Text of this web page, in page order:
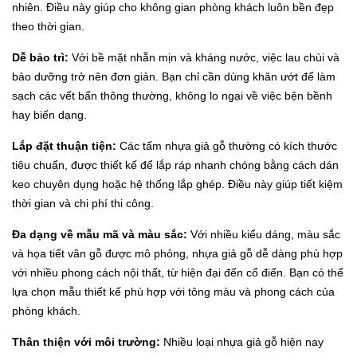
nhiên. Điều này giúp cho không gian phòng khách luôn bền đẹp
theo thời gian.
Dễ bảo trì: Với bề mặt nhẵn mịn và kháng nước, việc lau chùi và
bảo dưỡng trở nên đơn giản. Bạn chỉ cần dùng khăn ướt để làm
sạch các vết bẩn thông thường, không lo ngại về việc bện bềnh
hay biến dạng.
Lắp đặt thuận tiện: Các tấm nhựa giả gỗ thường có kích thước
tiêu chuẩn, được thiết kế để lắp ráp nhanh chóng bằng cách dán
keo chuyên dụng hoặc hệ thống lắp ghép. Điều này giúp tiết kiệm
thời gian và chi phí thi công.
Đa dạng về mẫu mã và màu sắc: Với nhiều kiểu dáng, màu sắc
và họa tiết vân gỗ được mô phỏng, nhựa giả gỗ dễ dàng phù hợp
với nhiều phong cách nội thất, từ hiện đại đến cổ điển. Bạn có thể
lựa chọn mẫu thiết kế phù hợp với tông màu và phong cách của
phòng khách.
Thân thiện với môi trường: Nhiều loại nhựa giả gỗ hiện nay